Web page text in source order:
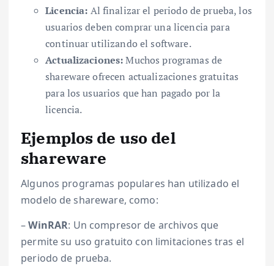
Licencia: Al finalizar el periodo de prueba, los
usuarios deben comprar una licencia para
continuar utilizando el software.
Actualizaciones:Muchos programas de
shareware ofrecen actualizaciones gratuitas
para los usuarios que han pagado por la
licencia.
Ejemplos de uso del
shareware
Algunos programas populares han utilizado el
modelo de shareware, como:
–WinRAR: Un compresor de archivos que
permite su uso gratuito con limitaciones tras el
periodo de prueba.